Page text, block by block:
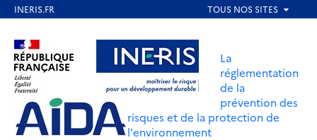
contenu
principal
Aller au contenu Aller au menu
Aller au pied de page
La
réglementation
de la
prévention des
risques et de la protection de
l'environnement